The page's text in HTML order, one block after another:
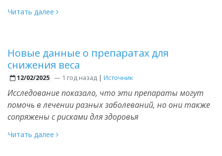
Читать далее
Новые данные о препаратах для
снижения веса
12/02/2025 —1 год назад | Источник
Исследование показало, что эти препараты могут
помочь в лечении разных заболеваний, но они также
сопряжены с рисками для здоровья
Читать далее